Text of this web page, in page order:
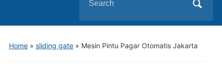
for:
Home» sliding gate» Mesin Pintu Pagar Otomatis Jakarta